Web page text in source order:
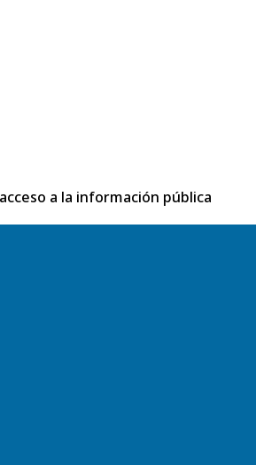
a la información pública